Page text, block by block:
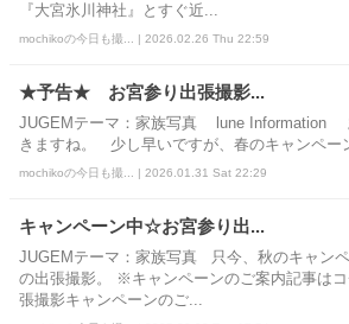
『大宮氷川神社』とすぐ近...
mochikoの今日も撮... | 2026.02.26 Thu 22:59
★予告★ お宮参り出張撮影...
JUGEMテーマ：家族写真 lune Information
きますね。 少し早いですが、春のキャンペー
mochikoの今日も撮... | 2026.01.31 Sat 22:29
キャンペーン中☆お宮参り出...
JUGEMテーマ：家族写真 只今、秋のキャン
の出張撮影。 ※キャンペーンのご案内記事は
張撮影キャンペーンのご...